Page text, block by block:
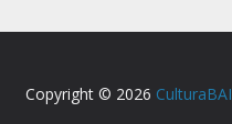
Copyright © 2026 CulturaBAI